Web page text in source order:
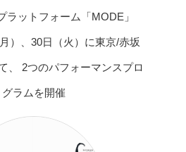
ラットフォーム「MODE」
）、30日（火）に東京/赤坂
、 2つのパフォーマンスプロ
グラムを開催